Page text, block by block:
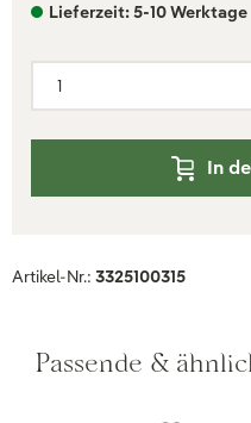
Lieferzeit: 5-10 Werktage
In
Artikel-Nr.: 3325100315
Passende &